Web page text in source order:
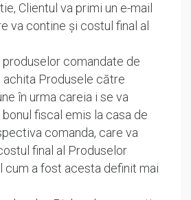
Clientul va primi un e-mail
va contine și costul final al
comandate de
achita Produsele către
în urma careia i se va
fiscal emis la casa de
comanda, care va
final al Produselor
cum a fost acesta definit mai